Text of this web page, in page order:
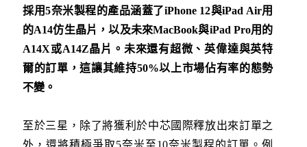
採用5奈米製程的產品涵蓋了iPhone 12與iPad Air用
的A14仿生晶片，以及未來MacBook與iPad Pro用的
A14X或A14Z晶片。未來還有超微、英偉達與英特
爾的訂單，這讓其維持50%以上市場佔有率的態勢
不變。
至於三星，除了將獲利於中芯國際釋放出來訂單之